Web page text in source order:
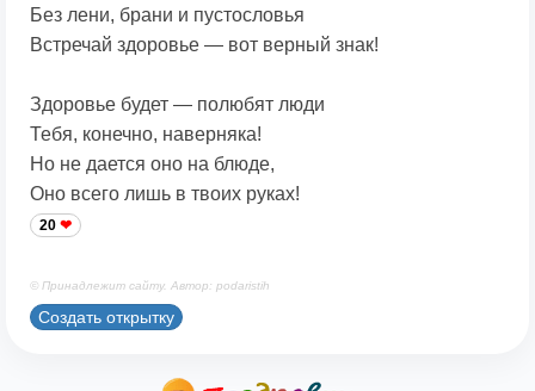
Без лени, брани и пустословья
Встречай здоровье — вот верный знак!
Здоровье будет — полюбят люди
Тебя, конечно, наверняка!
Но не дается оно на блюде,
Оно всего лишь в твоих руках!
20
© Принадлежит сайту. Автор: podaristih
Создать открытку